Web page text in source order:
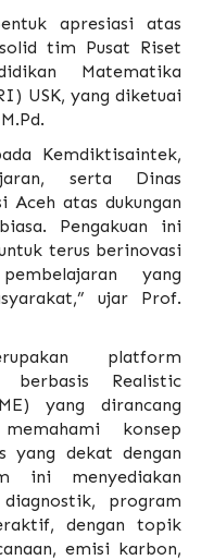
apresiasi atas
tim Pusat Riset
Matematika
USK, yang diketuai
Kemdiktisaintek,
serta Dinas
Aceh atas dukungan
Pengakuan ini
terus berinovasi
yang
ujar Prof.
platform
berbasis Realistic
yang dirancang
konsep
yang dekat dengan
ini menyediakan
program
dengan topik
emisi karbon,